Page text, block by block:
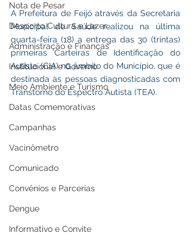
Nota de Pesar
Desporto Cultura e Lazer
Administração e Finanças
Institucional e Governo
Meio Ambiente e Turismo
Datas Comemorativas
Campanhas
Vacinômetro
Comunicado
Convênios e Parcerias
Dengue
Informativo e Convite
A Prefeitura de Feijó através da Secretaria
Municipal de Saúde realizou na última
quarta-feira (18) a entrega das 30 (trintas)
primeiras Carteiras de Identificação do
Autista (CIA) no âmbito do Município, que é
destinada às pessoas diagnosticadas com
Transtorno do Espectro Autista (TEA).